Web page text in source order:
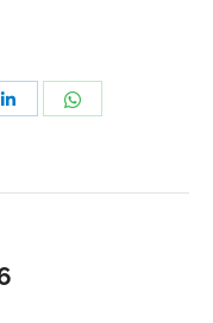
CompartirCompartir